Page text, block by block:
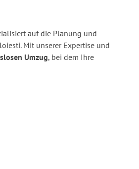
auf die Planung und
Mit unserer Expertise und
Umzug, bei dem Ihre